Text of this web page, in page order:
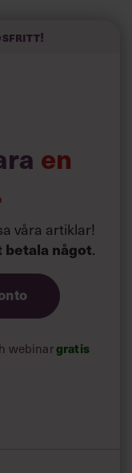
en
våra artiklar!
betala något.
webinargratis